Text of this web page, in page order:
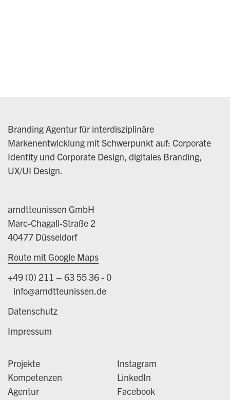
Branding Agentur für interdisziplinäre
Markenentwicklung mit Schwerpunkt auf: Corporate
Identity und Corporate Design, digitales Branding,
UX/UI Design.
arndtteunissen GmbH
Marc-Chagall-Straße 2
40477 Düsseldorf
Route mit Google Maps
+49 (0) 211 – 63 55 36 - 0
info@arndtteunissen.de
Datenschutz
Impressum
Projekte
Kompetenzen
Agentur
Instagram
LinkedIn
Facebook